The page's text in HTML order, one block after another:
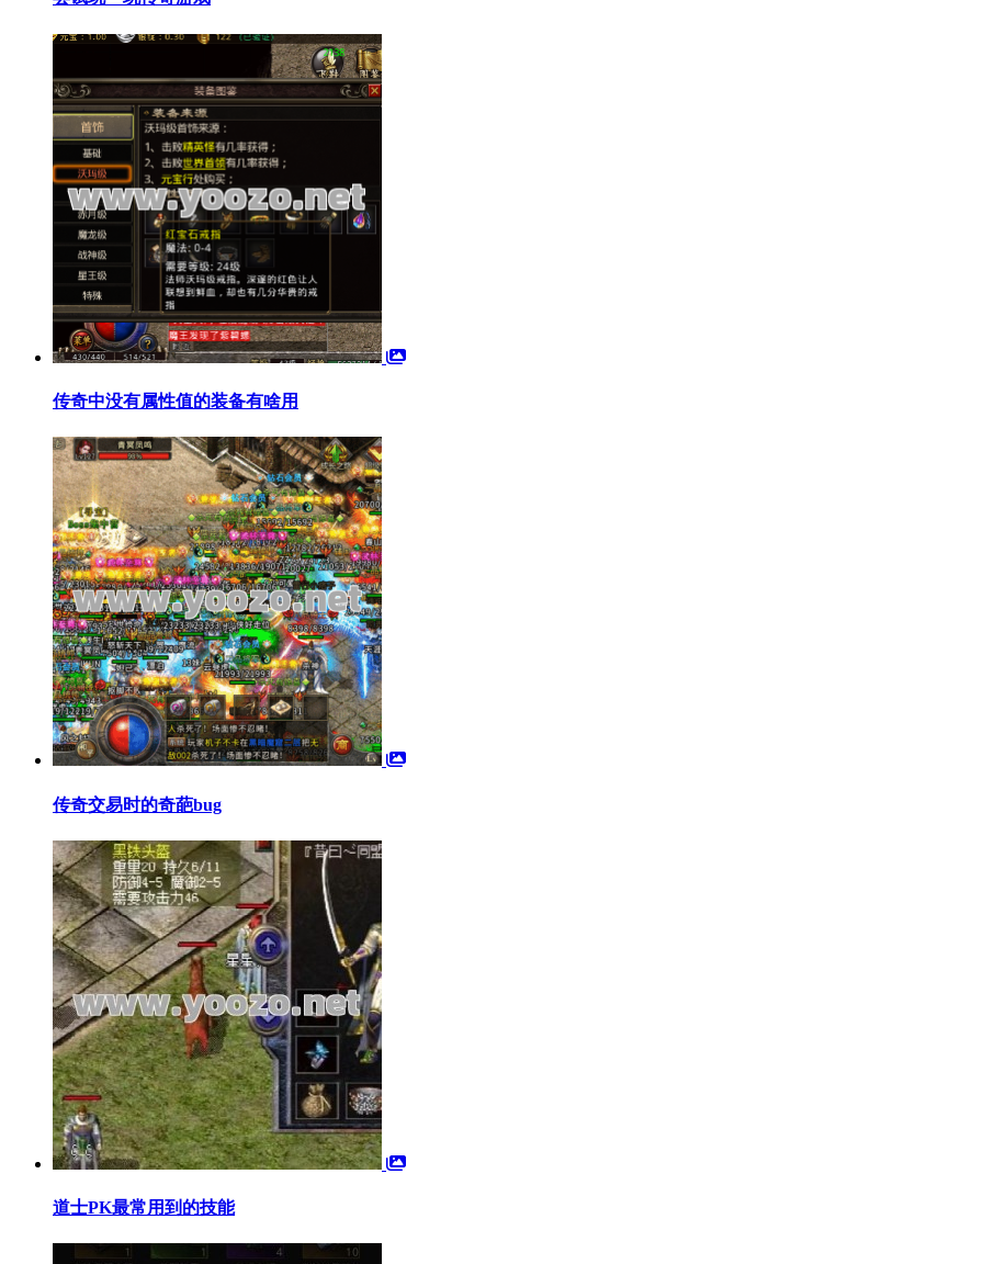
传奇中没有属性值的装备有啥用
传奇交易时的奇葩bug
道士PK最常用到的技能